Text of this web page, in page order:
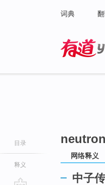
词典
目录
释义
网络释义
中子